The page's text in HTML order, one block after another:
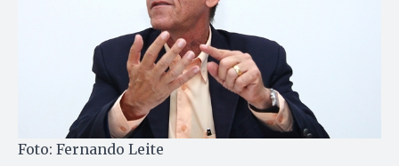
Foto: Fernando Leite